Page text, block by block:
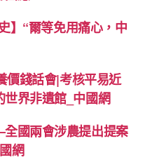
】“爾等免用痛心，中
價錢話會|考核平易近
界非遺館_中國網
國兩會涉農提出提案
網